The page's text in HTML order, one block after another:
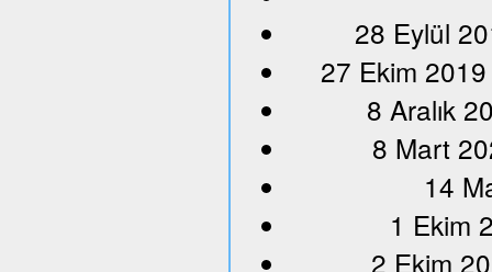
28 Eylül
27 Ekim
8 Aralık
8 Mart
14
1 Ekim
2 Ekim